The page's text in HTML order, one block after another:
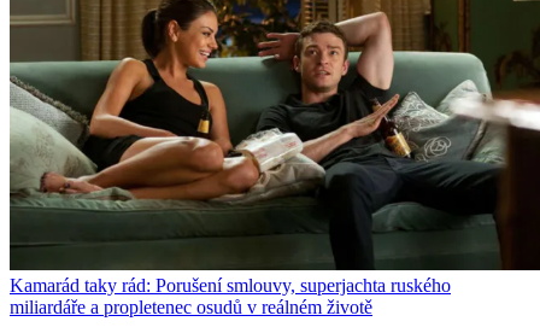
Kamarád taky rád: Porušení smlouvy, superjachta ruského
miliardáře a propletenec osudů v reálném životě